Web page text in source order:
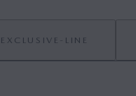
EXCLUSIVE-LINE